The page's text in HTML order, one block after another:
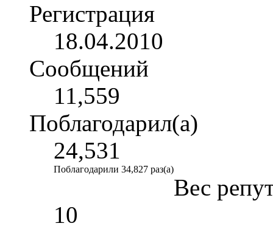
Регистрация
18.04.2010
Сообщений
11,559
Поблагодарил(а)
24,531
Поблагодарили 34,827 раз(а)
Вес
10